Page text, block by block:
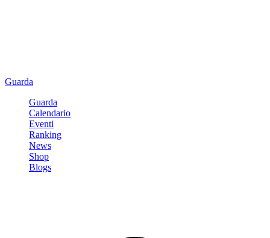
Guarda
Guarda
Calendario
Eventi
Ranking
News
Shop
Blogs